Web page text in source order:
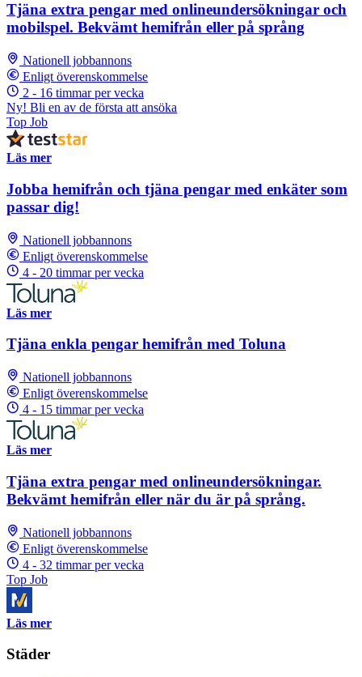
Tjäna extra pengar med onlineundersökningar och
mobilspel. Bekvämt hemifrån eller på språng
Nationell jobbannons
Enligt överenskommelse
2 - 16 timmar per vecka
Ny! Bli en av de första att ansöka
Top Job
Läs mer
Jobba hemifrån och tjäna pengar med enkäter som
passar dig!
Nationell jobbannons
Enligt överenskommelse
4 - 20 timmar per vecka
Läs mer
Tjäna enkla pengar hemifrån med Toluna
Nationell jobbannons
Enligt överenskommelse
4 - 15 timmar per vecka
Läs mer
Tjäna extra pengar med onlineundersökningar.
Bekvämt hemifrån eller när du är på språng.
Nationell jobbannons
Enligt överenskommelse
4 - 32 timmar per vecka
Top Job
Läs mer
Städer